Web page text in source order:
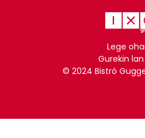
Lege
Gurekin
© 2024 Bistró